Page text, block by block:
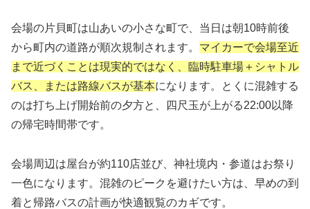
会場の片貝町は山あいの小さな町で、当日は朝10時前後
から町内の道路が順次規制されます。 マイカーで会場至近
まで近づくことは現実的ではなく、臨時駐車場＋シャトル
バス、または路線バスが基本になります。とくに混雑する
のは打ち上げ開始前の夕方と、四尺玉が上がる22:00以降
の帰宅時間帯です。
会場周辺は屋台が約110店並び、神社境内・参道はお祭り
一色になります。混雑のピークを避けたい方は、早めの到
着と帰路バスの計画が快適観覧のカギです。